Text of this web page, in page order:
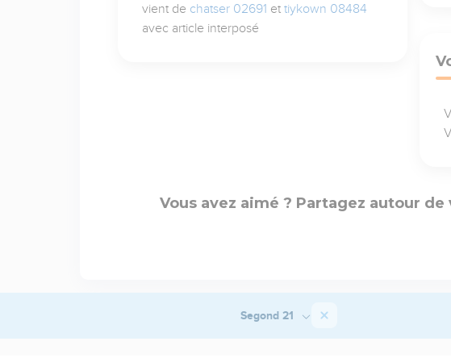
vient de chatser 02691 et tiykown 08484
avec article interposé
Vous avez aimé ? Partagez autour de
Segond 21